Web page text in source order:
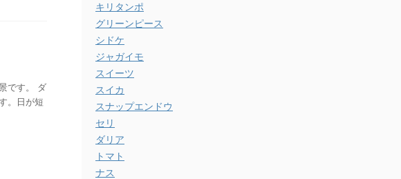
です。 ダ
。日が短
キリタンポ
グリーンピース
シドケ
ジャガイモ
スイーツ
スイカ
スナップエンドウ
セリ
ダリア
トマト
ナス